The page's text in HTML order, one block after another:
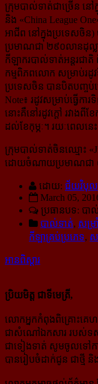
ក្រុមបាល់ទាត់ជាច្រើន នៅ
និង «China League
អាជីព នៅក្នុងប្រទេសចិន
ប្រមាណជា ២៩០លាន​ដុល្លា​
កីឡាករ​បាល់ទាត់​អន្តរជា
កម្ម​ពិភពលោក សម្រាប់​រដូ
ប្រទេសចិន បានបិតបញ្ចប់
Note៖ រដូវសម្រាប់ធ្វើកា
នោះគឺនៅរដូវក្ដៅ រវាង​​ពី​ខ
ដល់ខែកុម្ភៈ។ រយៈពេលនេ
ក្រុមបាល់ទាត់ចិនឈ្មោះ
ដោយចំណាយប្រមាណជា ៥
ដោយ: ជ័យវិបុល
March 05,
ប្រធានបទ: បា
បាល់ទាត់, សម្រ
កីឡាគ្រប់ប្រភេទ, ស
អានពិស្ដារ
ប្រិយមិត្ត ជាទីមេត្រី,
លោកអ្នកកំពុងពិគ្រោះគេ
ជាសំណៅឯកសារ របស់ទស្ស
ជាទៀងទាត់ សូមចូលទៅក
បានរៀបចំដាក់ជូន ជាថ្មី